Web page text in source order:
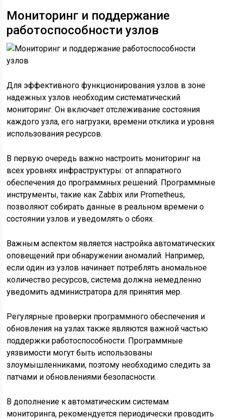
Мониторинг и поддержание
работоспособности узлов
Для эффективного функционирования узлов в зоне
надежных узлов необходим систематический
мониторинг. Он включает отслеживание состояния
каждого узла, его нагрузки, времени отклика и уровня
использования ресурсов.
В первую очередь важно настроить мониторинг на
всех уровнях инфраструктуры: от аппаратного
обеспечения до программных решений. Программные
инструменты, такие как Zabbix или Prometheus,
позволяют собирать данные в реальном времени о
состоянии узлов и уведомлять о сбоях.
Важным аспектом является настройка автоматических
оповещений при обнаружении аномалий. Например,
если один из узлов начинает потреблять аномальное
количество ресурсов, система должна немедленно
уведомить администратора для принятия мер.
Регулярные проверки программного обеспечения и
обновления на узлах также являются важной частью
поддержки работоспособности. Программные
уязвимости могут быть использованы
злоумышленниками, поэтому необходимо следить за
патчами и обновлениями безопасности.
В дополнение к автоматическим системам
мониторинга, рекомендуется периодически проводить